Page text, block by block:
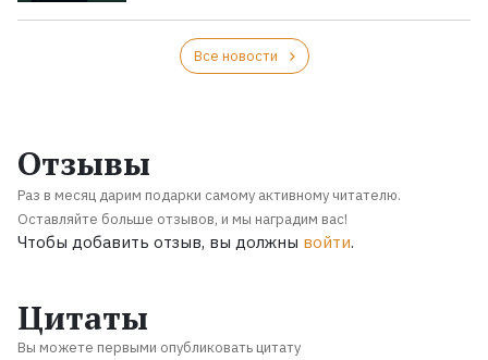
Все новости
Отзывы
Раз в месяц дарим подарки самому активному читателю.
Оставляйте больше отзывов, и мы наградим вас!
Чтобы добавить отзыв, вы должны войти.
Цитаты
Вы можете первыми опубликовать цитату